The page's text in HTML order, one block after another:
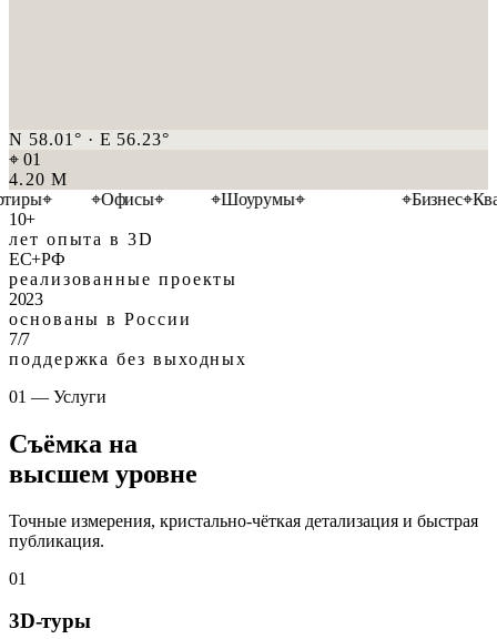
N 58.01° · E 56.23°
⌖ 01
4.20 M
⌖Дома ⌖Офисы⌖Отели ⌖Шоурумы⌖Архитектура ⌖Бизнес⌖
10+
лет опыта в 3D
ЕС+РФ
реализованные проекты
2023
основаны в России
7/7
поддержка без выходных
01 — Услуги
Съёмка на
высшем уровне
Точные измерения, кристально-чёткая детализация и быстрая
публикация.
01
3D-туры